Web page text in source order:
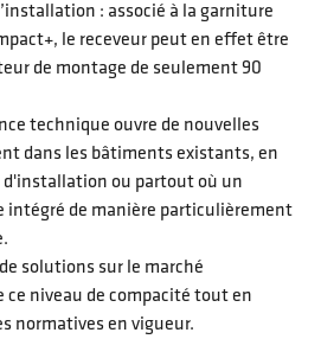
: associé à la garniture
le receveur peut en effet être
de montage de seulement 90
technique ouvre de nouvelles
dans les bâtiments existants, en
d'installation ou partout où un
intégré de manière particulièrement
solutions sur le marché
niveau de compacité tout en
normatives en vigueur.